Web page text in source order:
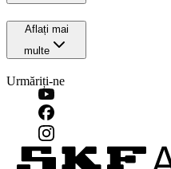
Aflați mai
multe
Urmăriți-ne